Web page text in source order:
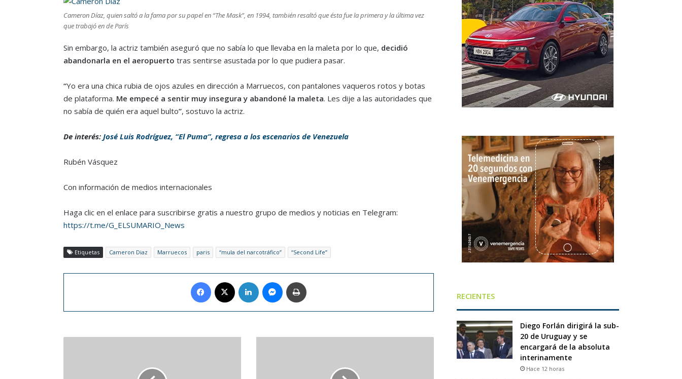
Cameron Díaz, quien saltó a la fama por su papel en “The Mask”, en 1994, también resaltó que ésta fue la primera y la última vez
que trabajó en de París
Sin embargo, la actriz también aseguró que no sabía lo que llevaba en la maleta por lo que, decidió
abandonarla en el aeropuerto tras sentirse asustada por lo que pudiera pasar.
“Yo era una chica rubia de ojos azules en dirección a Marruecos, con pantalones vaqueros rotos y botas
de plataforma. Me empecé a sentir muy insegura y abandoné la maleta. Les dije a las autoridades que
no sabía de quién era aquel bulto”, sostuvo la actriz.
De interés: José Luis Rodríguez, “El Puma”, regresa a los escenarios de Venezuela
Rubén Vásquez
Con información de medios internacionales
Haga clic en el enlace para suscribirse gratis a nuestro grupo de medios y noticias en Telegram:
https://t.me/G_ELSUMARIO_News
Etiquetas Cameron Diaz Marruecos paris “mula del narcotráfico” “Second Life”
Facebook LinkedIn Messenger
RECIENTES
Diego Forlán dirigirá la sub-
20 de Uruguay y se
encargará de la absoluta
interinamente
Hace 12 horas